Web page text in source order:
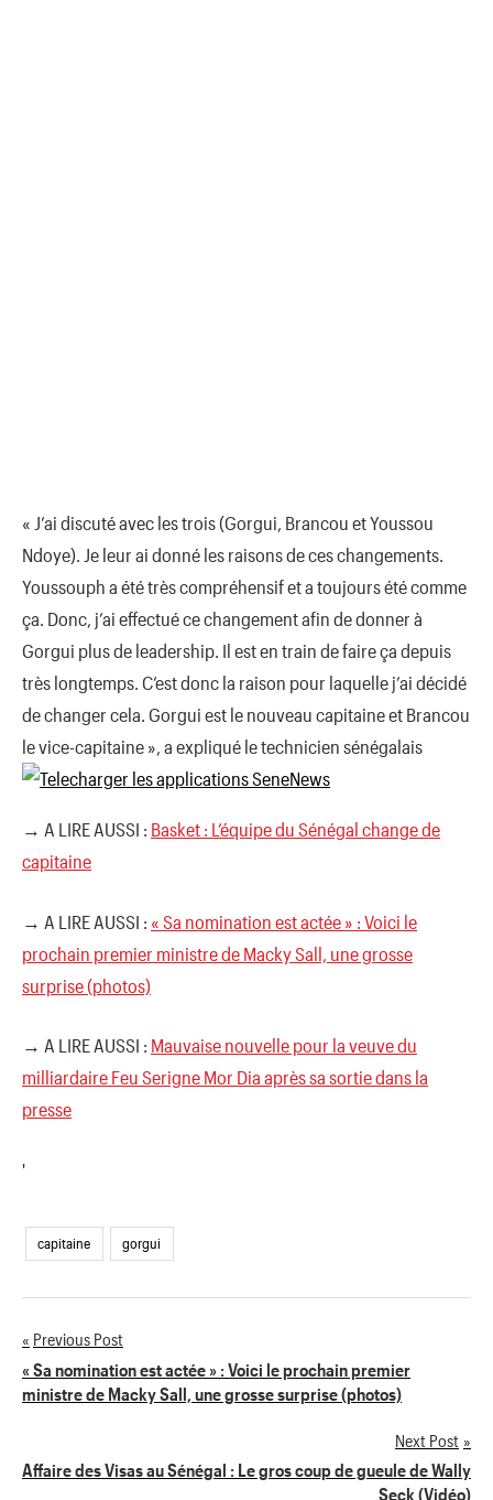
« J’ai discuté avec les trois (Gorgui, Brancou et Youssou
Ndoye). Je leur ai donné les raisons de ces changements.
Youssouph a été très compréhensif et a toujours été comme
ça. Donc, j’ai effectué ce changement afin de donner à
Gorgui plus de leadership. Il est en train de faire ça depuis
très longtemps. C’est donc la raison pour laquelle j’ai décidé
de changer cela. Gorgui est le nouveau capitaine et Brancou
le vice-capitaine », a expliqué le technicien sénégalais
→ A LIRE AUSSI : Basket : L’équipe du Sénégal change de
capitaine
→ A LIRE AUSSI : « Sa nomination est actée » : Voici le
prochain premier ministre de Macky Sall, une grosse
surprise (photos)
→ A LIRE AUSSI : Mauvaise nouvelle pour la veuve du
milliardaire Feu Serigne Mor Dia après sa sortie dans la
presse
'
capitaine gorgui
Navigation
de
Previous Post
« Sa nomination est actée » : Voici le prochain premier
ministre de Macky Sall, une grosse surprise (photos)
Next Post
Affaire des Visas au Sénégal : Le gros coup de gueule de Wally
Seck (Vidéo)